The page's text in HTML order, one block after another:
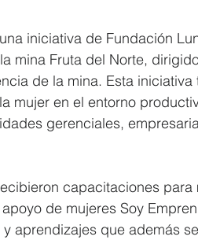
iniciativa de Fundación
mina Fruta del Norte,
de la mina. Esta
mujer en el entorno
gerenciales,
capacitaciones
de mujeres Soy
aprendizajes que además